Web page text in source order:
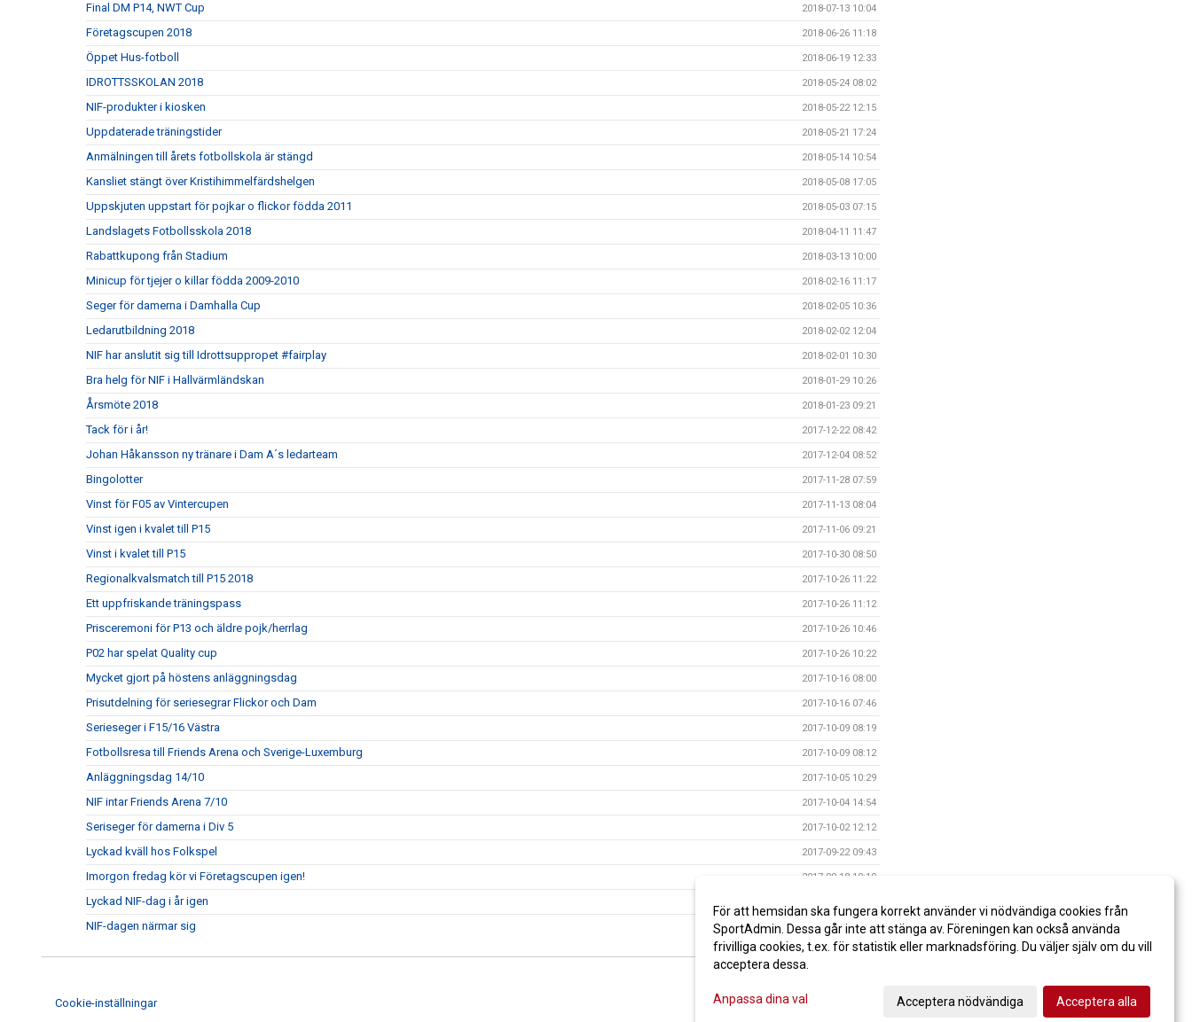
Final DM P14, NWT Cup 2018-07-13 10:04
Företagscupen 2018 2018-06-26 11:18
Öppet Hus-fotboll 2018-06-19 12:33
IDROTTSSKOLAN 2018 2018-05-24 08:02
NIF-produkter i kiosken 2018-05-22 12:15
Uppdaterade träningstider 2018-05-21 17:24
Anmälningen till årets fotbollskola är stängd 2018-05-14 10:54
Kansliet stängt över Kristihimmelfärdshelgen 2018-05-08 17:05
Uppskjuten uppstart för pojkar o flickor födda 2011 2018-05-03 07:15
Landslagets Fotbollsskola 2018 2018-04-11 11:47
Rabattkupong från Stadium 2018-03-13 10:00
Minicup för tjejer o killar födda 2009-2010 2018-02-16 11:17
Seger för damerna i Damhalla Cup 2018-02-05 10:36
Ledarutbildning 2018 2018-02-02 12:04
NIF har anslutit sig till Idrottsuppropet #fairplay 2018-02-01 10:30
Bra helg för NIF i Hallvärmländskan 2018-01-29 10:26
Årsmöte 2018 2018-01-23 09:21
Tack för i år! 2017-12-22 08:42
Johan Håkansson ny tränare i Dam A´s ledarteam 2017-12-04 08:52
Bingolotter 2017-11-28 07:59
Vinst för F05 av Vintercupen 2017-11-13 08:04
Vinst igen i kvalet till P15 2017-11-06 09:21
Vinst i kvalet till P15 2017-10-30 08:50
Regionalkvalsmatch till P15 2018 2017-10-26 11:22
Ett uppfriskande träningspass 2017-10-26 11:12
Prisceremoni för P13 och äldre pojk/herrlag 2017-10-26 10:46
P02 har spelat Quality cup 2017-10-26 10:22
Mycket gjort på höstens anläggningsdag 2017-10-16 08:00
Prisutdelning för seriesegrar Flickor och Dam 2017-10-16 07:46
Serieseger i F15/16 Västra 2017-10-09 08:19
Fotbollsresa till Friends Arena och Sverige-Luxemburg 2017-10-09 08:12
Anläggningsdag 14/10 2017-10-05 10:29
NIF intar Friends Arena 7/10 2017-10-04 14:54
Seriseger för damerna i Div 5 2017-10-02 12:12
Lyckad kväll hos Folkspel 2017-09-22 09:43
Imorgon fredag kör vi Företagscupen igen! 2017-09-18 10:10
Lyckad NIF-dag i år igen
NIF-dagen närmar sig 2017-09-18 10:03
Cookie-inställningar
För att hemsidan ska fungera korrekt använder vi nödvändiga cookies från
SportAdmin. Dessa går inte att stänga av. Föreningen kan också använda
frivilliga cookies, t.ex. för statistik eller marknadsföring. Du väljer själv om du vill
acceptera dessa.
Anpassa dina val Acceptera nödvändiga Acceptera alla